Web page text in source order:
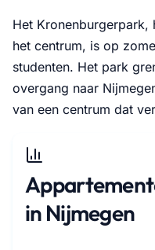
Het Kronenburgerpark,
het centrum, is op
studenten. Het park
overgang naar
van een centrum dat
in Nijmegen